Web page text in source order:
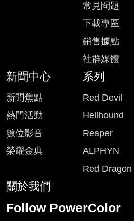
常見問題
下載專區
銷售據點
社群媒體
新聞中心
新聞焦點
熱門活動
數位影音
榮耀金典
系列
Red Devil
Hellhound
Reaper
ALPHYN
Red Dragon
關於我們
Follow PowerColor